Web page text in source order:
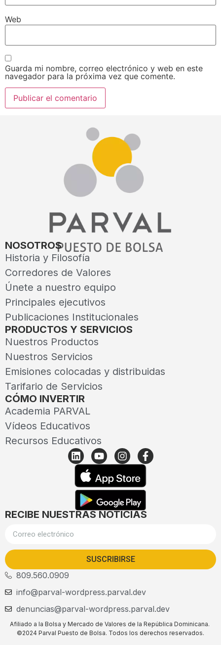
Web
Guarda mi nombre, correo electrónico y web en este
navegador para la próxima vez que comente.
NOSOTROS
Historia y Filosofía
Corredores de Valores
Únete a nuestro equipo
Principales ejecutivos
Publicaciones Institucionales
PRODUCTOS Y SERVICIOS
Nuestros Productos
Nuestros Servicios
Emisiones colocadas y distribuidas
Tarifario de Servicios
CÓMO INVERTIR
Academia PARVAL
Vídeos Educativos
Recursos Educativos
RECIBE NUESTRAS NOTICIAS
SUSCRIBIRSE
809.560.0909
info@parval-wordpress.parval.dev
denuncias@parval-wordpress.parval.dev
Afiliado a la Bolsa y Mercado de Valores de la República Dominicana.
©2024 Parval Puesto de Bolsa. Todos los derechos reservados.